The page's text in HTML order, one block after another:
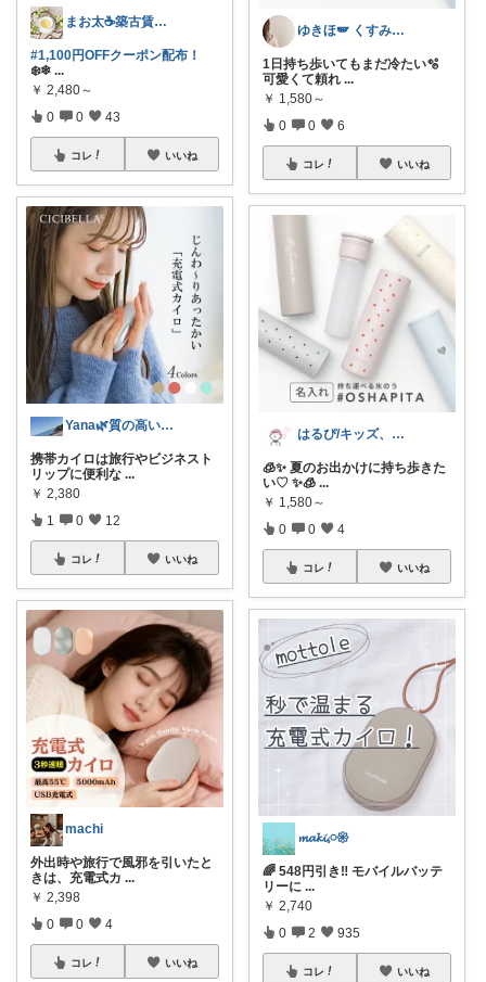
まお太☕築古賃貸住まい元紅茶専門店のひと
#1,100円OFFクーポン配布！
❄️❄ ...
￥ 2,480～
0 0 43
コレ いいね
Yana🌿質の高い暮らしのROOM
携帯カイロは旅行やビジネスト
リップに便利な ...
￥ 2,380
1 0 12
コレ いいね
machi
外出時や旅行で風邪を引いたと
きは、充電式カ ...
￥ 2,398
0 0 4
コレ いいね
ゆきほ🪽 くすみカラー×小学生ママ
1日持ち歩いてもまだ冷たい🫧
可愛くて頼れ ...
￥ 1,580～
0 0 6
コレ いいね
はるぴ/キッズ、ママ春夏服
🧊✨ 夏のお出かけに持ち歩きた
い♡ ✨🧊 ...
￥ 1,580～
0 0 4
コレ いいね
𝓶𝓪𝓴𝓲𓈒𓏸𑁍
🌈 548円引き‼️ モバイルバッテ
リーに ...
￥ 2,740
0 2 935
コレ いいね